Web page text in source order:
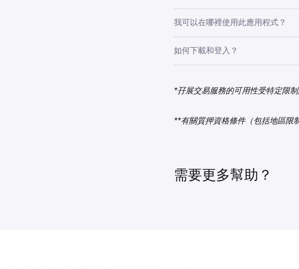
下載適用於 Android 8.0 及以
下載適用於 iOS 13 及以上版本
全面投資組合追蹤：在單一平
多鏈支援：與八大最受歡迎區
Optimism、Base、Arbitrum、
WalletConnect 整合：安全存
阻。
我可以在哪裡使用此應用程式？
應用程式商店的可用性取決於你應
關。
如何下載和登入？
*孖展交易服務的可用性受特定限制
**有關質押資格條件（包括地區限
需要更多幫助？